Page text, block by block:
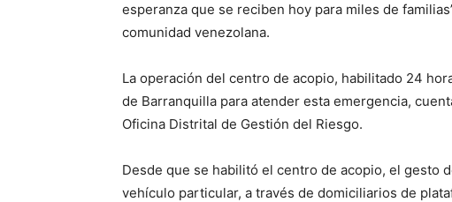
esperanza que se reciben hoy para miles de
comunidad venezolana.
La operación del centro de acopio, habilitado 24
de Barranquilla para atender esta emergencia,
Oficina Distrital de Gestión del Riesgo.
Desde que se habilitó el centro de acopio, el gesto
vehículo particular, a través de domiciliarios de